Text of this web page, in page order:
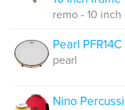
remo - 10 inch
Pearl
pearl
Nino